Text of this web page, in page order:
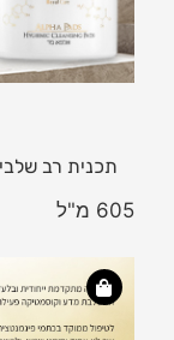
תכנית רב
605 מ"ל